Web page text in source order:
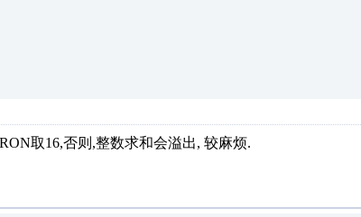
取16,否则,整数求和会溢出, 较麻烦.